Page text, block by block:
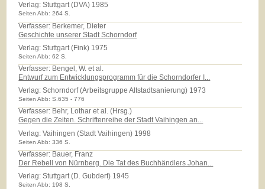
Verlag:Stuttgart (DVA) 1985
Seiten Abb: 264 S.
Verfasser: Berkemer, Dieter
Geschichte unserer Stadt Schorndorf
Verlag:Stuttgart (Fink) 1975
Seiten Abb: 62 S.
Verfasser: Bengel, W. et al.
Entwurf zum Entwicklungsprogramm für die Schorndorfer I...
Verlag:Schorndorf (Arbeitsgruppe Altstadtsanierung) 1973
Seiten Abb: S.635 - 776
Verfasser: Behr, Lothar et al. (Hrsg.)
Gegen die Zeiten. Schriftenreihe der Stadt Vaihingen an...
Verlag:Vaihingen (Stadt Vaihingen) 1998
Seiten Abb: 336 S.
Verfasser: Bauer, Franz
Der Rebell von Nürnberg. Die Tat des Buchhändlers Johan...
Verlag:Stuttgart (D. Gubdert) 1945
Seiten Abb: 198 S.